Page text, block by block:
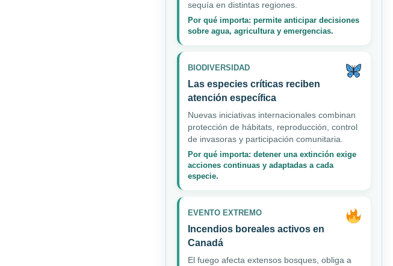
sequía en distintas regiones.
Por qué importa: permite anticipar decisiones
sobre agua, agricultura y emergencias.
BIODIVERSIDAD
Las especies críticas reciben
atención específica
Nuevas iniciativas internacionales combinan
protección de hábitats, reproducción, control
de invasoras y participación comunitaria.
Por qué importa: detener una extinción exige
acciones continuas y adaptadas a cada
especie.
EVENTO EXTREMO
Incendios boreales activos en
Canadá
El fuego afecta extensos bosques, obliga a